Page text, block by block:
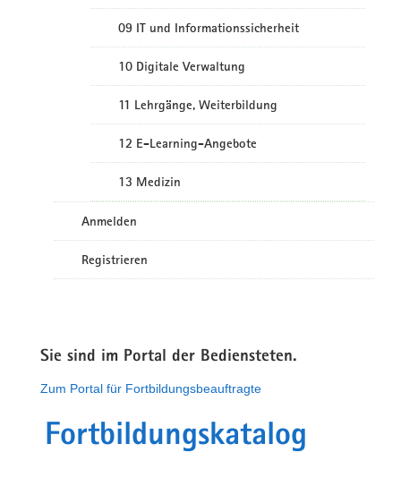
09 IT und Informationssicherheit
10 Digitale Verwaltung
11 Lehrgänge, Weiterbildung
12 E-Learning-Angebote
13 Medizin
Anmelden
Registrieren
Sie sind im Portal der Bediensteten.
Zum Portal für Fortbildungsbeauftragte
Fortbildungskatalog